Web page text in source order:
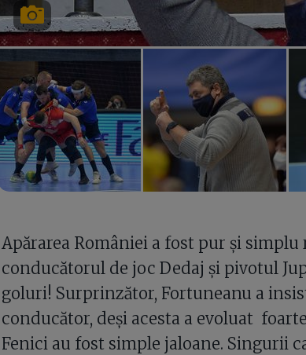
Apărarea României a fost pur și
conducătorul de joc Dedaj și pivotul
goluri! Surprinzător, Fortuneanu a
conducător, deși acesta a evoluat
Fenici au fost simple jaloane. Singurii